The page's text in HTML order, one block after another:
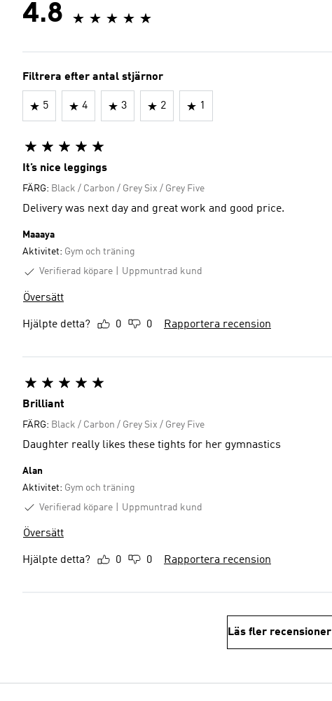
4.8
Filtrera efter antal stjärnor
5 4 3 2 1
It’s nice leggings
FÄRG: Black / Carbon / Grey Six / Grey Five
Delivery was next day and great work and good price.
Maaaya
Aktivitet: Gym och träning
Verifierad köpare
Uppmuntrad kund
Översätt
Hjälpte detta? 0 0 Rapportera recension
Brilliant
FÄRG: Black / Carbon / Grey Six / Grey Five
Daughter really likes these tights for her gymnastics
Alan
Aktivitet: Gym och träning
Verifierad köpare
Uppmuntrad kund
Översätt
Hjälpte detta? 0 0 Rapportera recension
Läs fler recensioner